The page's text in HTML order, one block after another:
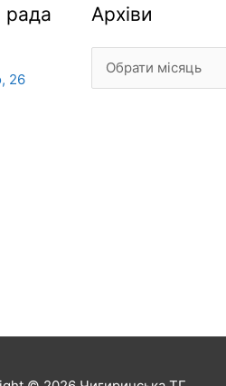
рада
26
Архіви
Архіви